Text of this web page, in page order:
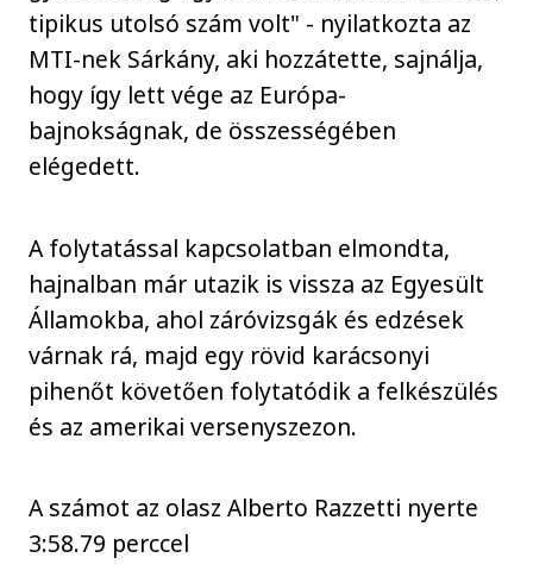
tipikus utolsó szám volt" - nyilatkozta az
MTI-nek Sárkány, aki hozzátette, sajnálja,
hogy így lett vége az Európa-
bajnokságnak, de összességében
elégedett.
A folytatással kapcsolatban elmondta,
hajnalban már utazik is vissza az Egyesült
Államokba, ahol záróvizsgák és edzések
várnak rá, majd egy rövid karácsonyi
pihenőt követően folytatódik a felkészülés
és az amerikai versenyszezon.
A számot az olasz Alberto Razzetti nyerte
3:58.79 perccel